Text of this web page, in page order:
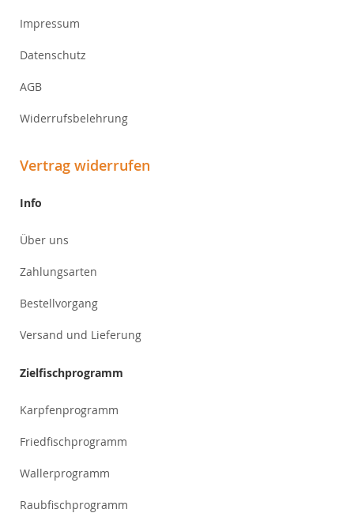
Impressum
Datenschutz
AGB
Widerrufsbelehrung
Vertrag widerrufen
Info
Über uns
Zahlungsarten
Bestellvorgang
Versand und Lieferung
Zielfischprogramm
Karpfenprogramm
Friedfischprogramm
Wallerprogramm
Raubfischprogramm